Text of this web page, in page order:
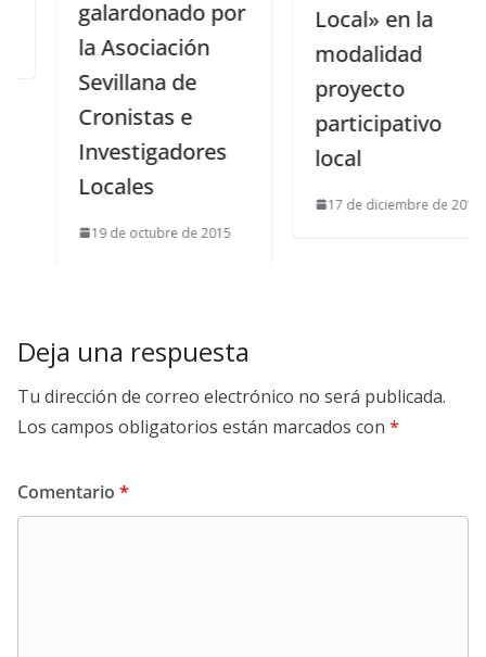
galardonado por
la Asociación
Sevillana de
Cronistas e
Investigadores
Locales
19 de octubre de 2015
Local» en la
modalidad
proyecto
participativo
local
17 de diciembre de 2019
Deja una respuesta
Tu dirección de correo electrónico no será publicada.
Los campos obligatorios están marcados con *
Comentario *